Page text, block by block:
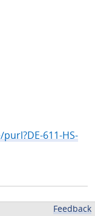
611-HS-
Feedback